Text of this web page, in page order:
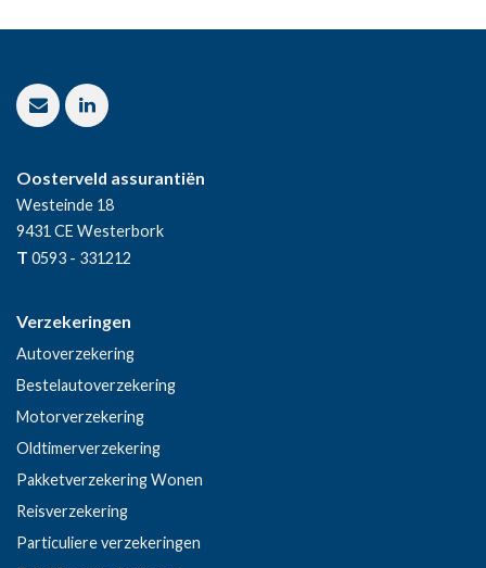
Oosterveld assurantiën
Westeinde 18
9431 CE Westerbork
T 0593 - 331212
Verzekeringen
Autoverzekering
Bestelautoverzekering
Motorverzekering
Oldtimerverzekering
Pakketverzekering Wonen
Reisverzekering
Particuliere verzekeringen